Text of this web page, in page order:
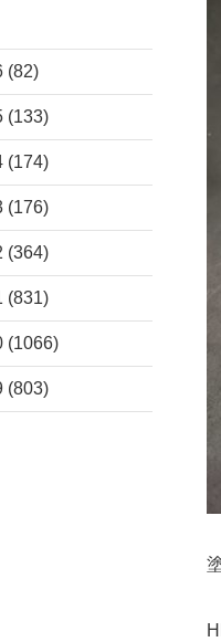
(82)
(133)
(174)
(176)
(364)
(831)
(1066)
(803)